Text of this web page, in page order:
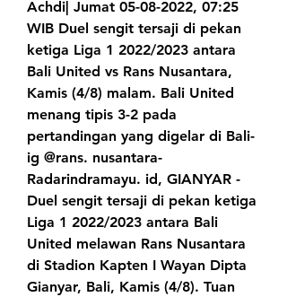
Achdi| Jumat 05-08-2022, 07:25
WIB Duel sengit tersaji di pekan
ketiga Liga 1 2022/2023 antara
Bali United vs Rans Nusantara,
Kamis (4/8) malam. Bali United
menang tipis 3-2 pada
pertandingan yang digelar di Bali-
ig @rans. nusantara-
Radarindramayu. id, GIANYAR -
Duel sengit tersaji di pekan ketiga
Liga 1 2022/2023 antara Bali
United melawan Rans Nusantara
di Stadion Kapten I Wayan Dipta
Gianyar, Bali, Kamis (4/8). Tuan